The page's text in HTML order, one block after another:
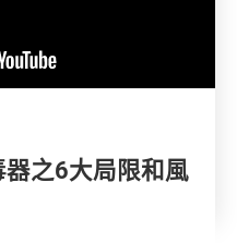
器之6大局限和風